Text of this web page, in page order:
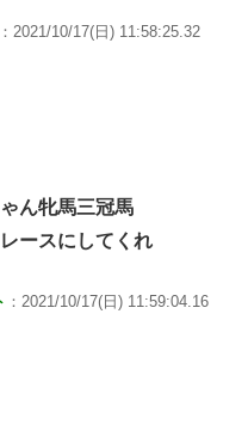
：2021/10/17(日) 11:58:25.32
ん牝馬三冠馬
ースにしてくれ
：2021/10/17(日) 11:59:04.16